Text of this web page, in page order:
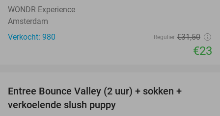
WONDR Experience
Amsterdam
Verkocht: 980
Regulier €31,50
€23
Entree Bounce Valley (2 uur) + sokken +
verkoelende slush puppy